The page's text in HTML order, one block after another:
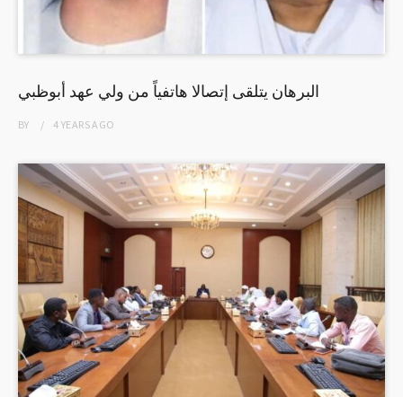
البرهان يتلقى إتصالا هاتفياً من ولي عهد أبوظبي
BY 4 YEARSAGO